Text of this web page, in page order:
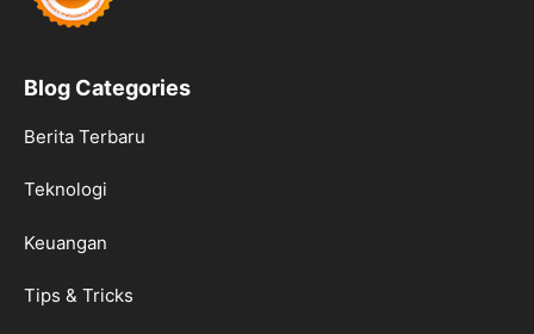
Blog Categories
Berita Terbaru
Teknologi
Keuangan
Tips & Tricks